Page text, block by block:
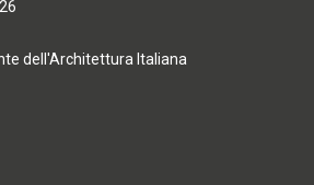
dell'Architettura Italiana